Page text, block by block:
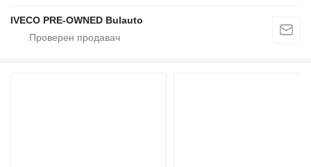
IVECO PRE-OWNED Bulauto